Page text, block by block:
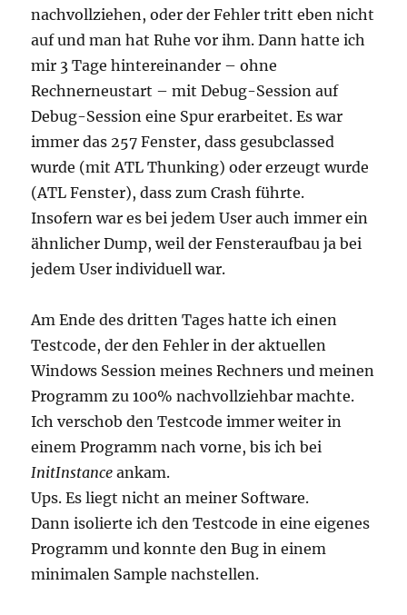
nachvollziehen, oder der Fehler tritt eben nicht
auf und man hat Ruhe vor ihm. Dann hatte ich
mir 3 Tage hintereinander – ohne
Rechnerneustart – mit Debug-Session auf
Debug-Session eine Spur erarbeitet. Es war
immer das 257 Fenster, dass gesubclassed
wurde (mit ATL Thunking) oder erzeugt wurde
(ATL Fenster), dass zum Crash führte.
Insofern war es bei jedem User auch immer ein
ähnlicher Dump, weil der Fensteraufbau ja bei
jedem User individuell war.
Am Ende des dritten Tages hatte ich einen
Testcode, der den Fehler in der aktuellen
Windows Session meines Rechners und meinen
Programm zu 100% nachvollziehbar machte.
Ich verschob den Testcode immer weiter in
einem Programm nach vorne, bis ich bei
InitInstance ankam.
Ups. Es liegt nicht an meiner Software.
Dann isolierte ich den Testcode in eine eigenes
Programm und konnte den Bug in einem
minimalen Sample nachstellen.